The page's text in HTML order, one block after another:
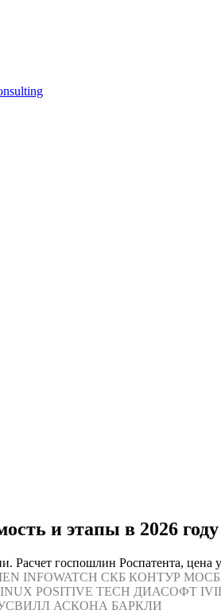
и этапы в 2026 году
госпошлин Роспатента, цена
INFOWATCH СКБ КОНТУР
POSITIVE TECH ДИАСОФТ
АСКОНА БАРКЛИ